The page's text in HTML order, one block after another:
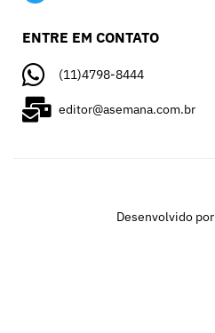
ENTRE EM CONTATO
(11)4798-8444
editor@asemana.com.br
Desenvolvido por